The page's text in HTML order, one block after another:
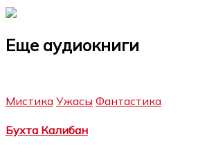
Еще аудиокниги
Мистика Ужасы Фантастика
Бухта Калибан